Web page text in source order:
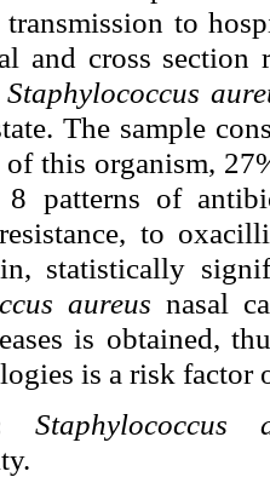
transmission to
and cross section
Staphylococcus
The sample
this organism,
patterns of
to
statistically
aureus nasal
is obtained,
is a risk factor
Staphylococcus